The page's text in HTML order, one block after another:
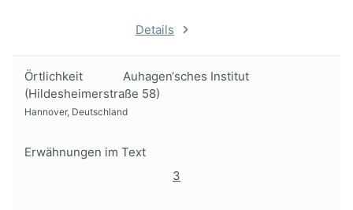
Details
Örtlichkeit
Auhagen‘sches Institut
(Hildesheimerstraße 58)
Hannover, Deutschland
Erwähnungen im Text
3